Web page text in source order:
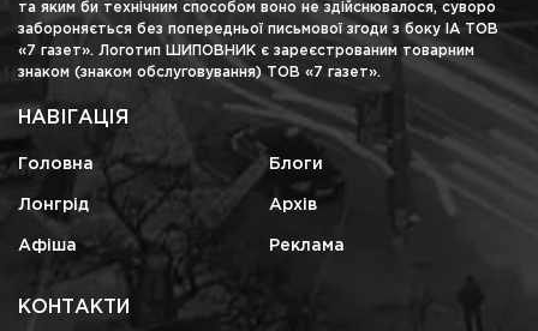
та яким би технічним способом воно не здійснювалося, суворо
забороняється без попередньої письмової згоди з боку ІА ТОВ
«7 газет». Логотип ШИПОВНИК є зареєстрованим товарним
знаком (знаком обслуговування) ТОВ «7 газет».
НАВІГАЦІЯ
Головна Блоги
Лонгрід Архів
Афіша Реклама
КОНТАКТИ